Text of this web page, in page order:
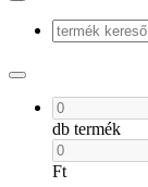
db termék
Ft